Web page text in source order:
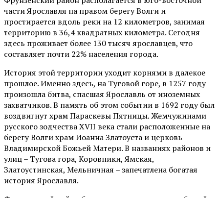
части Ярославля на правом берегу Волги и
простирается вдоль реки на 12 километров, занимая
территорию в 36,4 квадратных километра. Сегодня
здесь проживает более 130 тысяч ярославцев, что
составляет почти 22% населения города.
История этой территории уходит корнями в далекое
прошлое. Именно здесь, на Туговой горе, в 1257 году
произошла битва, спасшая Ярославль от иноземных
захватчиков. В память об этом событии в 1692 году был
воздвигнут храм Параскевы Пятницы. Жемчужинами
русского зодчества XVII века стали расположенные на
берегу Волги храм Иоанна Златоуста и церковь
Владимирской Божьей Матери. В названиях районов и
улиц – Тугова гора, Коровники, Ямская,
Златоустинская, Мельничная – запечатлена богатая
история Ярославля.